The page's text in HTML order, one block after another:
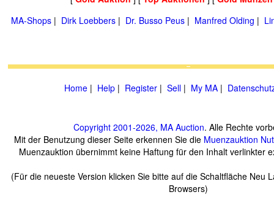
MA-Shops | Dirk Loebbers | Dr. Busso Peus | Manfred Olding |
Home | Help | Register | Sell | My MA |
Copyright 2001-2026, MA Auction. Alle Rechte
Mit der Benutzung dieser Seite erkennen Sie die Muenzauktion
Muenzauktion übernimmt keine Haftung für den Inhalt verlinkter
(Für die neueste Version klicken Sie bitte auf die Schaltfläche Neu
Browsers)